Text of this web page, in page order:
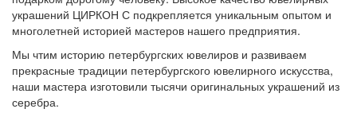
украшений ЦИРКОН С подкрепляется уникальным опытом и
многолетней историей мастеров нашего предприятия.
Мы чтим историю петербургских ювелиров и развиваем
прекрасные традиции петербургского ювелирного искусства,
наши мастера изготовили тысячи оригинальных украшений из
серебра.